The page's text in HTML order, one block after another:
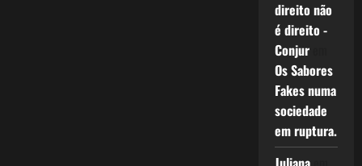
direito não
é direito -
Conjurem
Os Sabores
Fakes numa
sociedade
em ruptura.